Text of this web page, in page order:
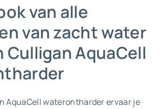
van alle
van zacht water
Culligan AquaCell
AquaCell waterontharder ervaar je